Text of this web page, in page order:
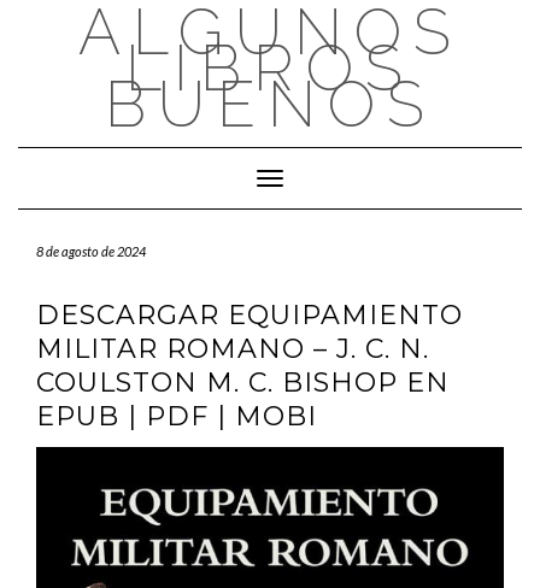
ALGUNOS
LIBROS
BUENOS
Cambiar modo de navegación
8 de agosto de 2024
DESCARGAR EQUIPAMIENTO
MILITAR ROMANO – J. C. N.
COULSTON M. C. BISHOP EN
EPUB | PDF | MOBI